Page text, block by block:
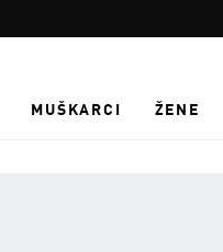
MUŠKARCI ŽENE